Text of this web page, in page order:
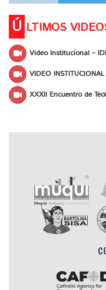
Ú LTIMOS
Video Institucional –
VIDEO
XXXII Encuentro de